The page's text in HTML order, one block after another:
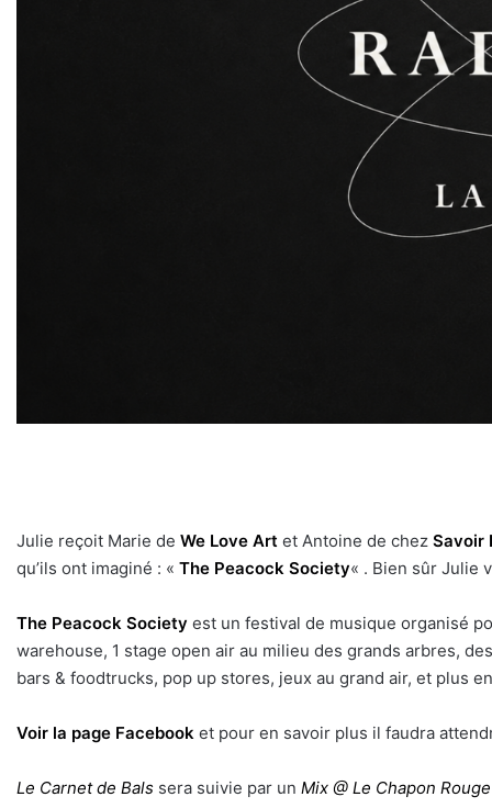
Julie reçoit Marie de We Love Art et Antoine de chez Savoir
qu’ils ont imaginé : « The Peacock Society« . Bien sûr Julie
The Peacock Society est un festival de musique organisé
warehouse, 1 stage open air au milieu des grands arbres,
bars & foodtrucks, pop up stores, jeux au grand air, et plus
Voir la page Facebook et pour en savoir plus il faudra
Le Carnet de Bals sera suivie par un Mix @ Le Chapon Rouge